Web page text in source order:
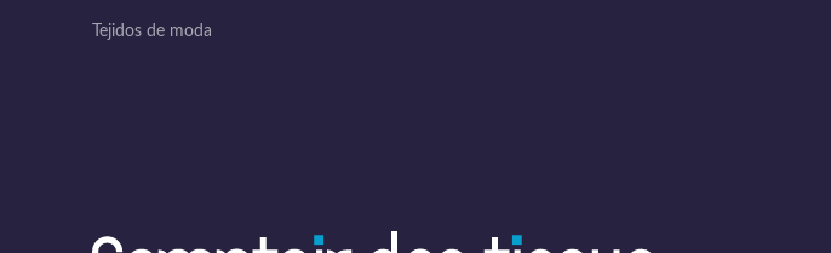
Tejidos de moda